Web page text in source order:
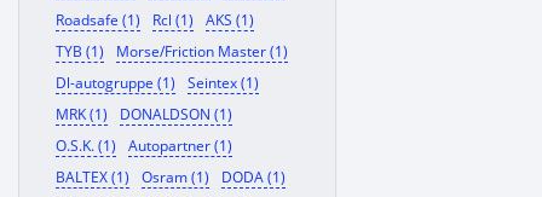
Roadsafe (1)
Rcl (1)
AKS (1)
TYB (1)
Morse/Friction Master (1)
Dl-autogruppe (1)
Seintex (1)
MRK (1)
DONALDSON (1)
O.S.K. (1)
Autopartner (1)
BALTEX (1)
Osram (1)
DODA (1)